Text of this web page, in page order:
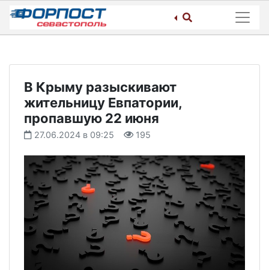
Skip
content
В Крыму разыскивают
жительницу Евпатории,
пропавшую 22 июня
27.06.2024 в 09:25 195